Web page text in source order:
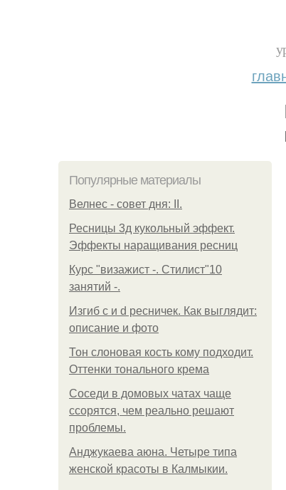
Популярные материалы
Велнес - совет дня: II.
Ресницы 3д кукольный эффект.
Эффекты наращивания ресниц
Курс "визажист -. Стилист"10
занятий -.
Изгиб c и d ресничек. Как выглядит:
описание и фото
Тон слоновая кость кому подходит.
Оттенки тонального крема
Соседи в домовых чатах чаще
ссорятся, чем реально решают
проблемы.
Анджукаева аюна. Четыре типа
женской красоты в Калмыкии.